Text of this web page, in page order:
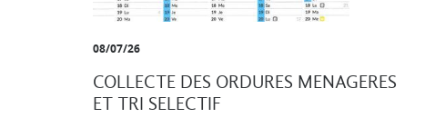
08/07/26
COLLECTE DES ORDURES MENAGERES
ET TRI SELECTIF